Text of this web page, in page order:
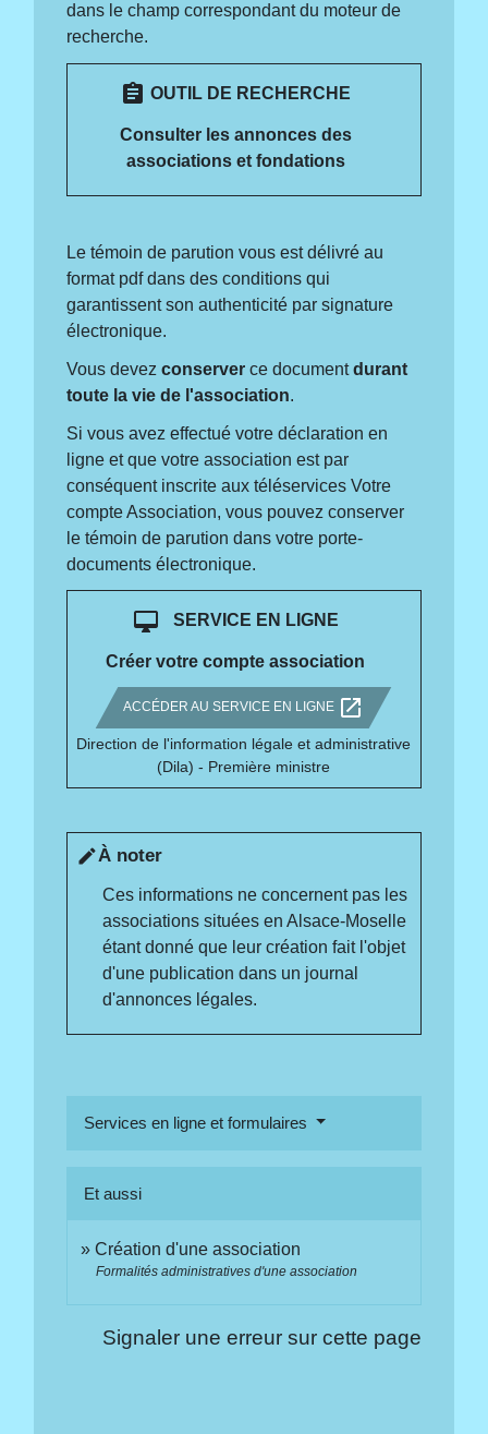
dans le champ correspondant du moteur de
recherche.
assignment OUTIL DE RECHERCHE
Consulter les annonces des
associations et fondations
Le témoin de parution vous est délivré au
format pdf dans des conditions qui
garantissent son authenticité par signature
électronique.
Vous devezconserver ce documentdurant
toute la vie de l'association.
Si vous avez effectué votre déclaration en
ligne et que votre association est par
conséquent inscrite aux téléservices Votre
compte Association, vous pouvez conserver
le témoin de parution dans votre porte-
documents électronique.
desktop_mac SERVICE EN LIGNE
Créer votre compte association
ACCÉDER AU SERVICE EN LIGNE open_in_new
Direction de l'information légale et administrative
(Dila) - Première ministre
editÀ noter
Ces informations ne concernent pas les
associations situées en Alsace-Moselle
étant donné que leur création fait l'objet
d'une publication dans un journal
d'annonces légales.
Services en ligne et formulaires
Et aussi
Création d'une association
Formalités administratives d'une association
Signaler une erreur sur cette page